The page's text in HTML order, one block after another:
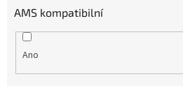
AMS kompatibilní
Ano